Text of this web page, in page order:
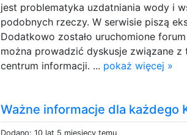
jest problematyka uzdatniania wody i
podobnych rzeczy. W serwisie piszą
Dodatkowo zostało uruchomione
można prowadzić dyskusje związane
centrum informacji. ... pokaż więcej »
Ważne informacje dla każdego
Dodano: 10 lat 5 miesięcy temu